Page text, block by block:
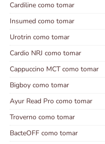
Cardiline como tomar
Insumed como tomar
Urotrin como tomar
Cardio NRJ como tomar
Cappuccino MCT como tomar
Bigboy como tomar
Ayur Read Pro como tomar
Troverno como tomar
BacteOFF como tomar